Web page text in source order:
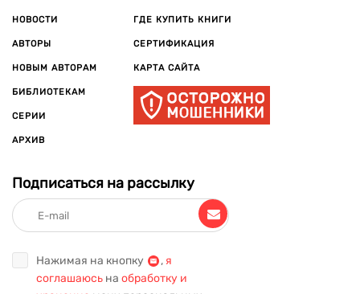
НОВОСТИ
АВТОРЫ
НОВЫМ АВТОРАМ
БИБЛИОТЕКАМ
СЕРИИ
АРХИВ
ГДЕ КУПИТЬ КНИГИ
СЕРТИФИКАЦИЯ
КАРТА САЙТА
Подписаться на рассылку
Нажимая на кнопку , я
соглашаюсь на обработку и